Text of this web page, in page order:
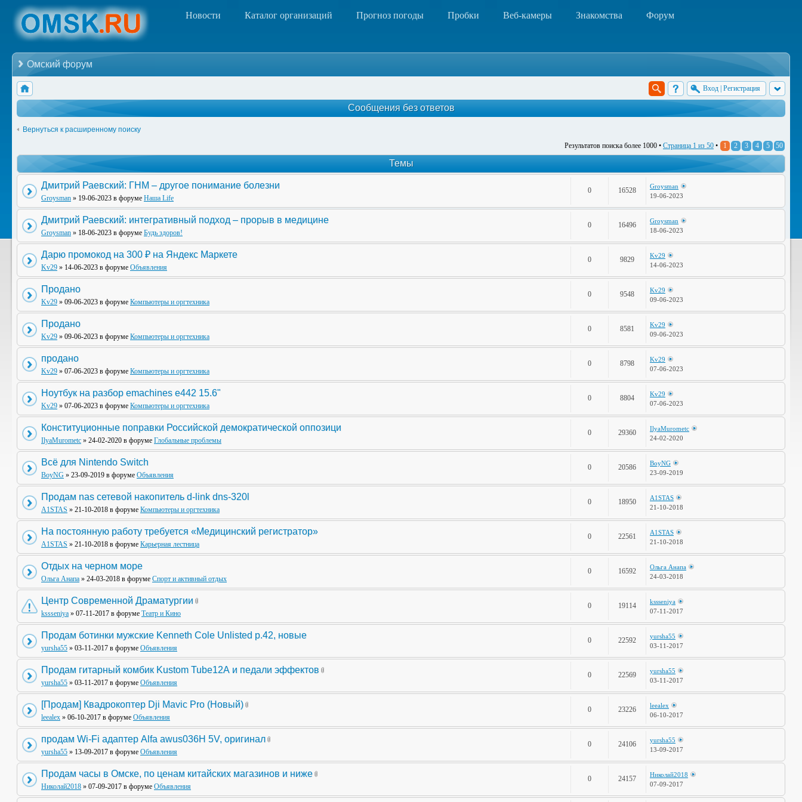
Новости Каталог организаций Прогноз погоды Пробки Веб-камеры Знакомства Форум
Омский форум
Вход Регистрация
Сообщения без ответов
Вернуться к расширенному поиску
Результатов поиска более 1000 • Страница 1 из 50 • 1 2 3 4 5 50
Темы
Дмитрий Раевский: ГНМ – другое понимание болезни
Groysman » 19-06-2023 в форуме Наша Life
0 16528
Groysman
19-06-2023
Дмитрий Раевский: интегративный подход – прорыв в медицине
Groysman » 18-06-2023 в форуме Будь здоров!
0 16496
Groysman
18-06-2023
Дарю промокод на 300 ₽ на Яндекс Маркете
Kv29 » 14-06-2023 в форуме Объявления
0 9829
Kv29
14-06-2023
Продано
Kv29 » 09-06-2023 в форуме Компьютеры и оргтехника
0 9548
Kv29
09-06-2023
Продано
Kv29 » 09-06-2023 в форуме Компьютеры и оргтехника
0 8581
Kv29
09-06-2023
продано
Kv29 » 07-06-2023 в форуме Компьютеры и оргтехника
0 8798
Kv29
07-06-2023
Ноутбук на разбор emachines e442 15.6"
Kv29 » 07-06-2023 в форуме Компьютеры и оргтехника
0 8804
Kv29
07-06-2023
Конституционные поправки Российской демократической оппозици
IlyaMurometc » 24-02-2020 в форуме Глобальные проблемы
0 29360
IlyaMurometc
24-02-2020
Всё для Nintendo Switch
BoyNG » 23-09-2019 в форуме Объявления
0 20586
BoyNG
23-09-2019
Продам nas сетевой накопитель d-link dns-320l
A1STAS » 21-10-2018 в форуме Компьютеры и оргтехника
0 18950
A1STAS
21-10-2018
На постоянную работу требуется «Медицинский регистратор»
A1STAS » 21-10-2018 в форуме Карьерная лестница
0 22561
A1STAS
21-10-2018
Отдых на черном море
Ольга Анапа » 24-03-2018 в форуме Спорт и активный отдых
0 16592
Ольга Анапа
24-03-2018
Центр Современной Драматургии
kssseniya » 07-11-2017 в форуме Театр и Кино
0 19114
kssseniya
07-11-2017
Продам ботинки мужские Kenneth Cole Unlisted р.42, новые
yursha55 » 03-11-2017 в форуме Объявления
0 22592
yursha55
03-11-2017
Продам гитарный комбик Kustom Tube12А и педали эффектов
yursha55 » 03-11-2017 в форуме Объявления
0 22569
yursha55
03-11-2017
[Продам] Квадрокоптер Dji Mavic Pro (Новый)
leealex » 06-10-2017 в форуме Объявления
0 23226
leealex
06-10-2017
продам Wi-Fi адаптер Alfa awus036H 5V, оригинал
yursha55 » 13-09-2017 в форуме Объявления
0 24106
yursha55
13-09-2017
Продам часы в Омске, по ценам китайских магазинов и ниже
Николай2018 » 07-09-2017 в форуме Объявления
0 24157
Николай2018
07-09-2017